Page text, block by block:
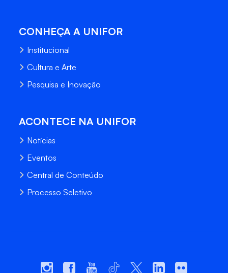
CONHEÇA A UNIFOR
Institucional
Cultura e Arte
Pesquisa e Inovação
ACONTECE NA UNIFOR
Notícias
Eventos
Central de Conteúdo
Processo Seletivo